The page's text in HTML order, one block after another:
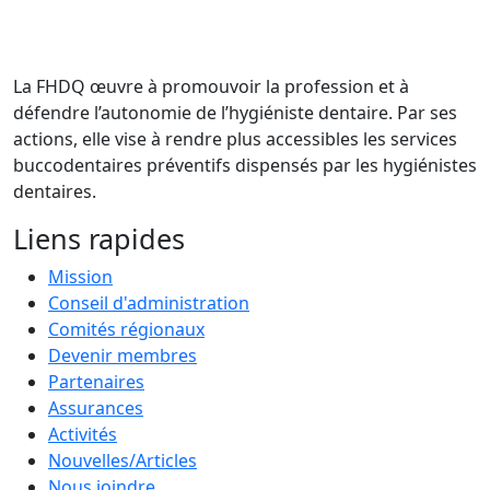
La FHDQ œuvre à promouvoir la profession et à
défendre l’autonomie de l’hygiéniste dentaire. Par ses
actions, elle vise à rendre plus accessibles les services
buccodentaires préventifs dispensés par les hygiénistes
dentaires.
Liens rapides
Mission
Conseil d'administration
Comités régionaux
Devenir membres
Partenaires
Assurances
Activités
Nouvelles/Articles